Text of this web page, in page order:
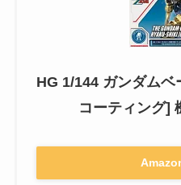
HG 1/144 ガンダム
コーティング]